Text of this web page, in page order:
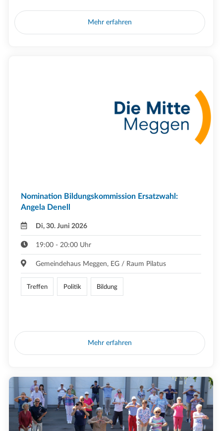
Mehr erfahren
Nomination Bildungskommission Ersatzwahl:
Angela Denell
Di, 30. Juni 2026
19:00 - 20:00 Uhr
Gemeindehaus Meggen, EG / Raum Pilatus
Treffen Politik Bildung
Mehr erfahren